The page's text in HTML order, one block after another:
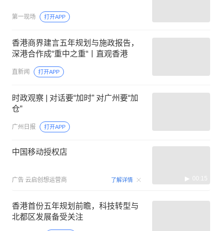
第一现场 打开APP
香港商界建言五年规划与施政报告，
深港合作成“重中之重“丨直观香港
直新闻 打开APP
时政观察 | 对话要“加时” 对广州要“加
仓”
广州日报 打开APP
中国移动授权店
广告 云启创想运营商 了解详情 00:15
香港首份五年规划前瞻，科技转型与
北都区发展备受关注